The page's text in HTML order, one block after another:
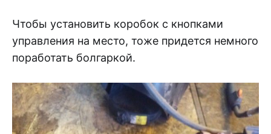
Чтобы установить коробок с кнопками
управления на место, тоже придется немного
поработать болгаркой.